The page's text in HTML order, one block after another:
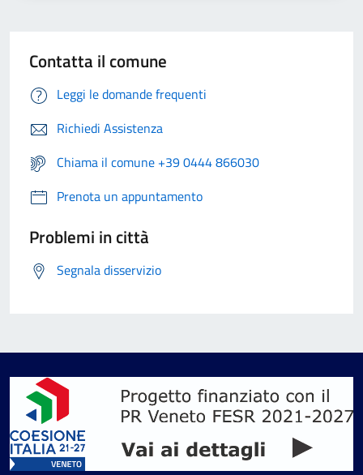
Contatta il comune
Leggi le domande frequenti
Richiedi Assistenza
Chiama il comune +39 0444 866030
Prenota un appuntamento
Problemi in città
Segnala disservizio